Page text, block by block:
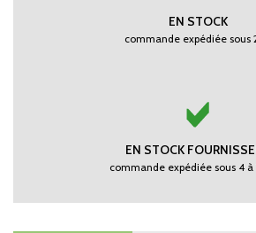
EN STOCK
commande expédiée sous
EN STOCK
commande expédiée sous 4 à